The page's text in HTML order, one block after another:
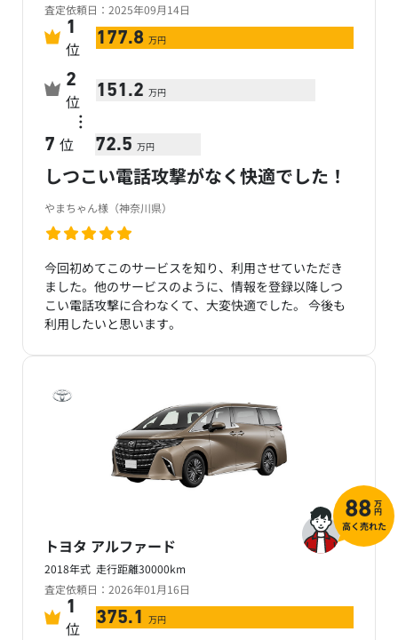
査定依頼日：2025年09月14日
しつこい電話攻撃がなく快適でした！
やまちゃん様（神奈川県）
今回初めてこのサービスを知り、利用させていただき
ました。他のサービスのように、情報を登録以降しつ
こい電話攻撃に合わなくて、大変快適でした。 今後も
利用したいと思います。
1
位 177.8 万円
2
位 151.2 万円
…
7 位 72.5 万円
トヨタ アルファード
2018年式 走行距離30000km
査定依頼日：2026年01月16日
88 万
円
高く売れた
1
位 375.1 万円